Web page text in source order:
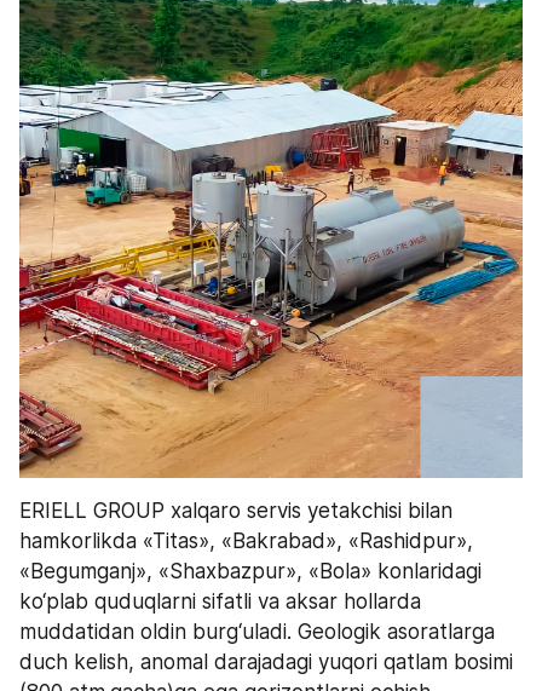
ERIELL GROUP xalqaro servis yetakchisi bilan
hamkorlikda «Titas», «Bakrabad», «Rashidpur»,
«Begumganj», «Shaxbazpur», «Bola» konlaridagi
ko‘plab quduqlarni sifatli va aksar hollarda
muddatidan oldin burg‘uladi. Geologik asoratlarga
duch kelish, anomal darajadagi yuqori qatlam bosimi